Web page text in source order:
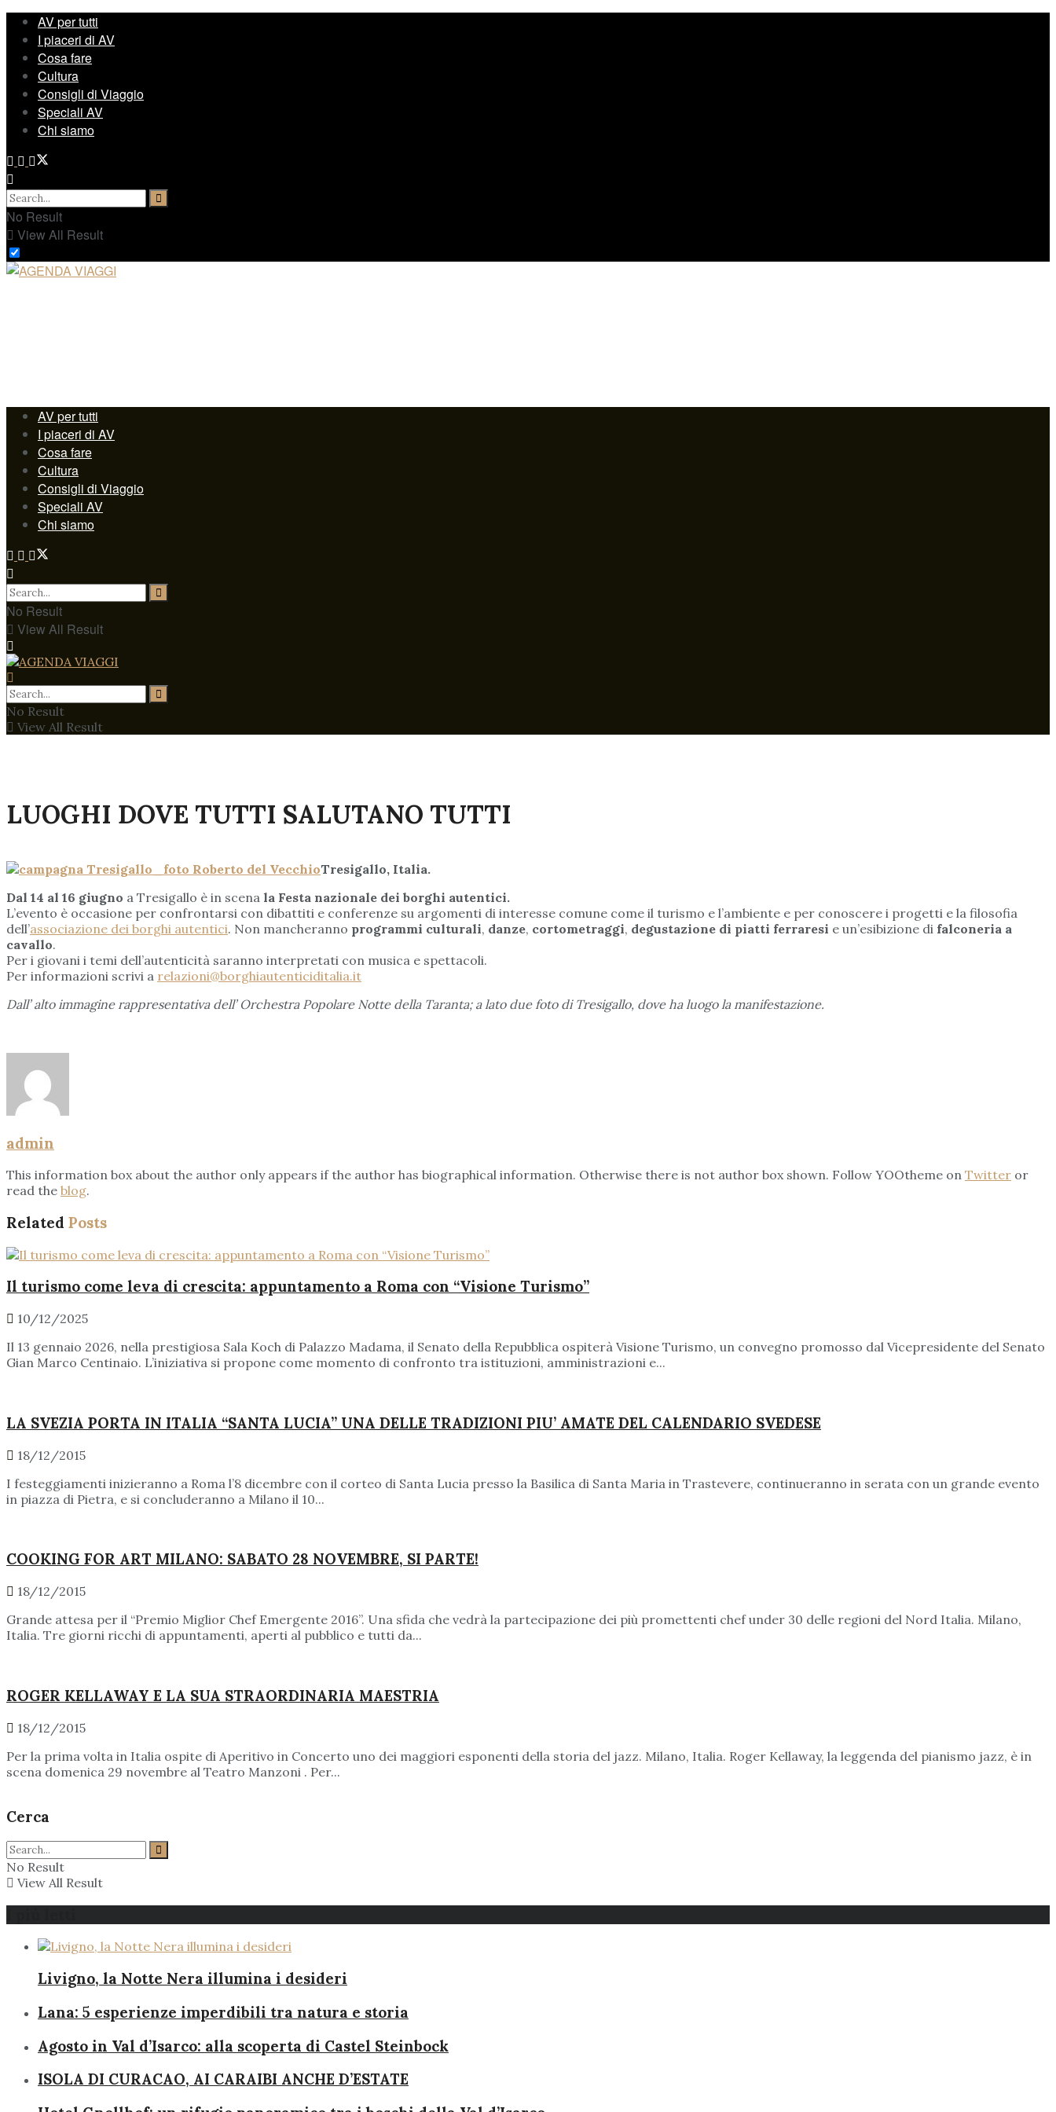
AV per tutti
I piaceri di AV
Cosa fare
Cultura
Consigli di Viaggio
Speciali AV
Chi siamo
No Result
View All Result
AV per tutti
I piaceri di AV
Cosa fare
Cultura
Consigli di Viaggio
Speciali AV
Chi siamo
No Result
View All Result
No Result
View All Result
LUOGHI DOVE TUTTI SALUTANO TUTTI
Tresigallo, Italia.
Dal 14 al 16 giugno a Tresigallo è in scena la Festa nazionale dei borghi autentici.
L’evento è occasione per confrontarsi con dibattiti e conferenze su argomenti di interesse comune come il turismo e l’ambiente e per conoscere i progetti e la filosofia
dell’associazione dei borghi autentici. Non mancheranno programmi culturali, danze, cortometraggi, degustazione di piatti ferraresi e un’esibizione di falconeria a
cavallo.
Per i giovani i temi dell’autenticità saranno interpretati con musica e spettacoli.
Per informazioni scrivi a relazioni@borghiautenticiditalia.it
Dall’ alto immagine rappresentativa dell’ Orchestra Popolare Notte della Taranta; a lato due foto di Tresigallo, dove ha luogo la manifestazione.
admin
This information box about the author only appears if the author has biographical information. Otherwise there is not author box shown. Follow YOOtheme on Twitter or
read the blog.
Related Posts
Il turismo come leva di crescita: appuntamento a Roma con “Visione Turismo”
10/12/2025
Il 13 gennaio 2026, nella prestigiosa Sala Koch di Palazzo Madama, il Senato della Repubblica ospiterà Visione Turismo, un convegno promosso dal Vicepresidente del Senato
Gian Marco Centinaio. L’iniziativa si propone come momento di confronto tra istituzioni, amministrazioni e...
LA SVEZIA PORTA IN ITALIA “SANTA LUCIA” UNA DELLE TRADIZIONI PIU’ AMATE DEL CALENDARIO SVEDESE
18/12/2015
I festeggiamenti inizieranno a Roma l’8 dicembre con il corteo di Santa Lucia presso la Basilica di Santa Maria in Trastevere, continueranno in serata con un grande evento
in piazza di Pietra, e si concluderanno a Milano il 10...
COOKING FOR ART MILANO: SABATO 28 NOVEMBRE, SI PARTE!
18/12/2015
Grande attesa per il “Premio Miglior Chef Emergente 2016”. Una sfida che vedrà la partecipazione dei più promettenti chef under 30 delle regioni del Nord Italia. Milano,
Italia. Tre giorni ricchi di appuntamenti, aperti al pubblico e tutti da...
ROGER KELLAWAY E LA SUA STRAORDINARIA MAESTRIA
18/12/2015
Per la prima volta in Italia ospite di Aperitivo in Concerto uno dei maggiori esponenti della storia del jazz. Milano, Italia. Roger Kellaway, la leggenda del pianismo jazz, è in
scena domenica 29 novembre al Teatro Manzoni . Per...
Cerca
No Result
View All Result
Livigno, la Notte Nera illumina i desideri
Lana: 5 esperienze imperdibili tra natura e storia
Agosto in Val d’Isarco: alla scoperta di Castel Steinbock
ISOLA DI CURACAO, AI CARAIBI ANCHE D’ESTATE